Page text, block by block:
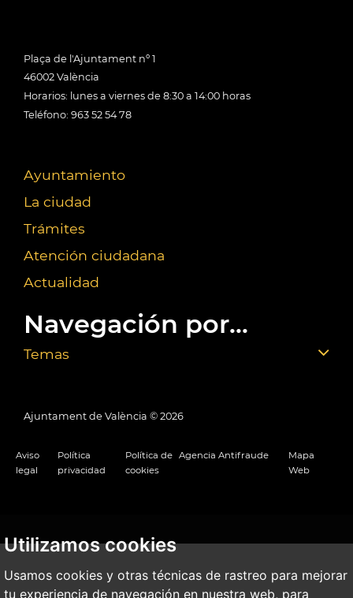
Utilizamos cookies
Usamos cookies y otras técnicas de rastreo para mejorar
tu experiencia de navegación en nuestra web, para
Plaça de l'Ajuntament nº 1
46002 València
Horarios: lunes a viernes de 8:30 a 14:00 horas
Teléfono: 963 52 54 78
Ayuntamiento
La ciudad
Trámites
Atención ciudadana
Actualidad
Navegación por...
Temas
Ajuntament de València © 2026
Aviso
legal
Política
privacidad
Política de
cookies
Agencia Antifraude
Mapa
Web